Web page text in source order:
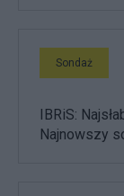
Sondaż
IBRiS:
Najnowszy